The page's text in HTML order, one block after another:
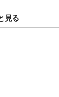
メントすら抗議
理不尽な評価を
見る